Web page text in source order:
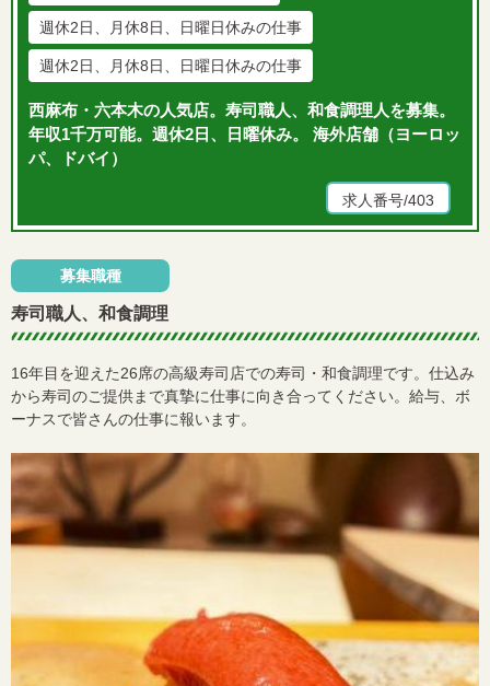
週休2日、月休8日、日曜日休みの仕事
週休2日、月休8日、日曜日休みの仕事
西麻布・六本木の人気店。寿司職人、和食調理人を募集。
年収1千万可能。週休2日、日曜休み。 海外店舗（ヨーロッ
パ、ドバイ）
求人番号/403
募集職種
寿司職人、和食調理
16年目を迎えた26席の高級寿司店での寿司・和食調理です。仕込み
から寿司のご提供まで真摯に仕事に向き合ってください。給与、ボ
ーナスで皆さんの仕事に報います。